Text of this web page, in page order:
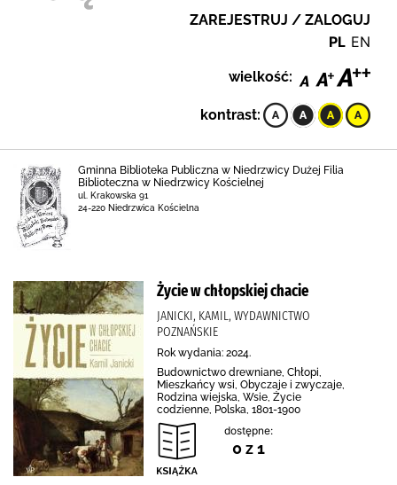
ZAREJESTRUJ / ZALOGUJ
PL EN
wielkość:
kontrast:
Gminna Biblioteka Publiczna w Niedrzwicy Dużej Filia
Biblioteczna w Niedrzwicy Kościelnej
ul. Krakowska 91
24-220 Niedrzwica Kościelna
Życie w chłopskiej chacie
JANICKI, KAMIL, WYDAWNICTWO
POZNAŃSKIE
Rok wydania: 2024.
Budownictwo drewniane, Chłopi,
Mieszkańcy wsi, Obyczaje i zwyczaje,
Rodzina wiejska, Wsie, Życie
codzienne, Polska, 1801-1900
dostępne:
0 z 1